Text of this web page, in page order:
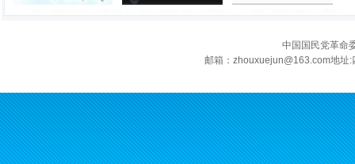
中国国民党革命
邮箱：zhouxuejun@163.com地址